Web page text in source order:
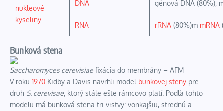
nukleové
kyseliny
DNA génová DNA (80%),
RNA rRNA (80%)m mRNA
Bunková stena
Saccharomyces cerevisiae fixácia do membrány – AFM
V roku 1970 Kidby a Davis navrhli model bunkovej steny pre
druh S. cerevisae, ktorý stále ešte rámcovo platí. Podľa tohto
modelu má bunková stena tri vrstvy: vonkajšiu, strednú a